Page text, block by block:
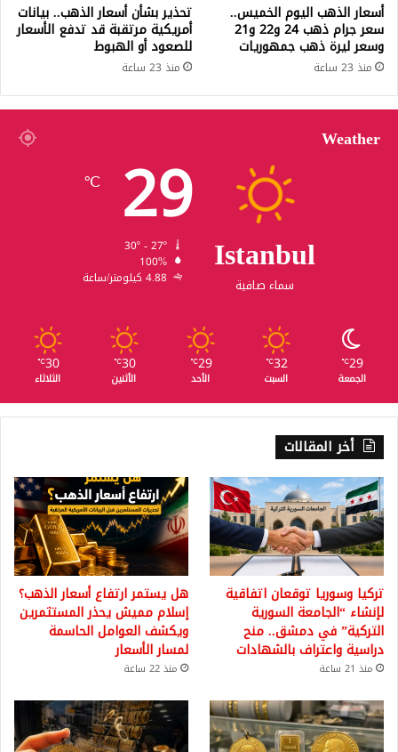
أسعار الذهب اليوم الخميس..
سعر جرام ذهب 24 و22 و21
وسعر ليرة ذهب جمهوريات
منذ 23 ساعة
تحذير بشأن أسعار الذهب.. بيانات
أمريكية مرتقبة قد تدفع الأسعار
للصعود أو الهبوط
منذ 23 ساعة
Weather
Istanbul
سماء صافية
29
℃
100%
4.88 كيلومتر/ساعة
29
℃
الجمعة
32
℃
السبت
29
℃
الأحد
30
℃
الأثنين
30
℃
الثلاثاء
أخر المقالات
تركيا وسوريا توقعان اتفاقية
لإنشاء “الجامعة السورية
التركية” في دمشق.. منح
دراسية واعتراف بالشهادات
منذ 21 ساعة
هل يستمر ارتفاع أسعار الذهب؟
إسلام مميش يحذر المستثمرين
ويكشف العوامل الحاسمة
لمسار الأسعار
منذ 22 ساعة